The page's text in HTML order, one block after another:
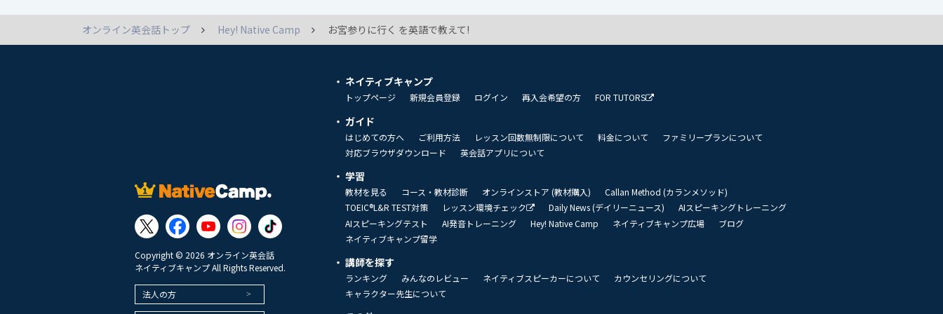
オンライン英会話トップ Hey! Native Camp お宮参りに行く を英語で教えて!
Copyright © 2026 オンライン英会話
ネイティブキャンプ All Rights Reserved.
法人の方
ネイティブキャンプ
トップページ 新規会員登録 ログイン 再入会希望の方 FOR TUTORS
ガイド
はじめての方へ ご利用方法 レッスン回数無制限について 料金について
ファミリープランについて
対応ブラウザダウンロード
英会話アプリについて
学習
教材を見る コース・教材診断 オンラインストア (教材購入)
Callan Method (カランメソッド)
TOEIC®L&R TEST対策
レッスン環境チェック Daily News (デイリーニュース)
AIスピーキングトレーニング
AIスピーキングテスト
AI発音トレーニング Hey! Native Camp ネイティブキャンプ広場
ブログ
ネイティブキャンプ留学
講師を探す
ランキング みんなのレビュー ネイティブスピーカーについて
カウンセリングについて
キャラクター先生について